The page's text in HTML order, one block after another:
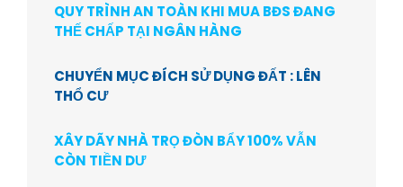
QUY TRÌNH AN TOÀN KHI MUA BĐS ĐANG
THẾ CHẤP TẠI NGÂN HÀNG
CHUYỂN MỤC ĐÍCH SỬ DỤNG ĐẤT : LÊN
THỔ CƯ
XÂY DÃY NHÀ TRỌ ĐÒN BẨY 100% VẪN
CÒN TIỀN DƯ